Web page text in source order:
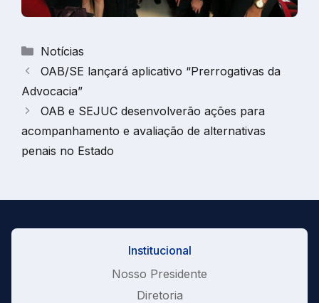
Categorias
Notícias
OAB/SE lançará aplicativo “Prerrogativas da
Advocacia”
OAB e SEJUC desenvolverão ações para
acompanhamento e avaliação de alternativas
penais no Estado
Institucional
Nosso Presidente
Diretoria